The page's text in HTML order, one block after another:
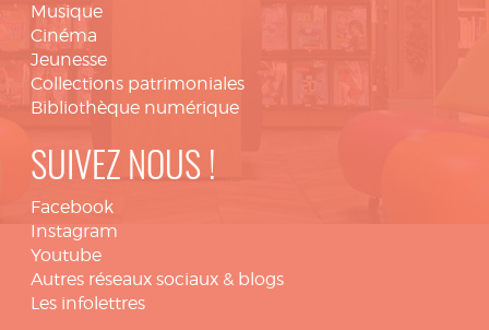
Musique
Cinéma
Jeunesse
Collections patrimoniales
Bibliothèque numérique
SUIVEZ NOUS !
Facebook
Instagram
Youtube
Autres réseaux sociaux & blogs
Les infolettres